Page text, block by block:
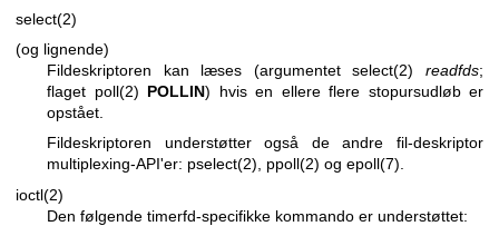
select(2)
(og lignende)
Fildeskriptoren kan læses (argumentetselect(2) readfds;
flaget poll(2) POLLIN) hvis en ellere flere stopursudløb er
opstået.
Fildeskriptoren understøtter også de andre fil-deskriptor
multiplexing-API'er: pselect(2), ppoll(2) og epoll(7).
ioctl(2)
Den følgende timerfd-specifikke kommando er understøttet: